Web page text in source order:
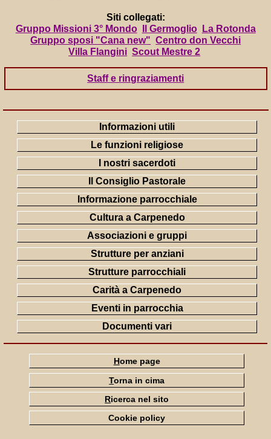
Siti collegati:
Gruppo Missioni 3° Mondo
Il Germoglio
La Rotonda
Gruppo sposi "Cana new" Centro don Vecchi
Villa Flangini Scout Mestre 2
Staff e ringraziamenti
Informazioni utili
Le funzioni religiose
I nostri sacerdoti
Il Consiglio Pastorale
Informazione parrocchiale
Cultura a Carpenedo
Associazioni e gruppi
Strutture per anziani
Strutture parrocchiali
Carità a Carpenedo
Eventi in parrocchia
Documenti vari
Home page
Torna in cima
Ricerca nel sito
Cookie policy